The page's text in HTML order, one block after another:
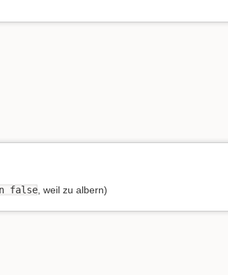
false, weil zu albern)